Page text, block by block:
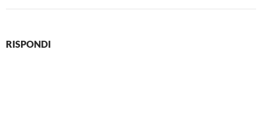
RISPONDI